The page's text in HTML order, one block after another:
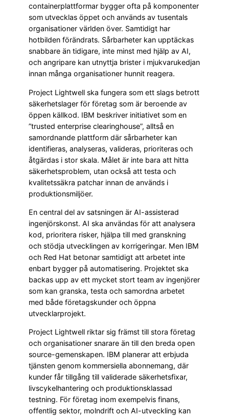
containerplattformar bygger ofta på komponenter
som utvecklas öppet och används av tusentals
organisationer världen över. Samtidigt har
hotbilden förändrats. Sårbarheter kan upptäckas
snabbare än tidigare, inte minst med hjälp av AI,
och angripare kan utnyttja brister i mjukvarukedjan
innan många organisationer hunnit reagera.
Project Lightwell ska fungera som ett slags betrott
säkerhetslager för företag som är beroende av
öppen källkod. IBM beskriver initiativet som en
”trusted enterprise clearinghouse”, alltså en
samordnande plattform där sårbarheter kan
identifieras, analyseras, valideras, prioriteras och
åtgärdas i stor skala. Målet är inte bara att hitta
säkerhetsproblem, utan också att testa och
kvalitetssäkra patchar innan de används i
produktionsmiljöer.
En central del av satsningen är AI-assisterad
ingenjörskonst. AI ska användas för att analysera
kod, prioritera risker, hjälpa till med granskning
och stödja utvecklingen av korrigeringar. Men IBM
och Red Hat betonar samtidigt att arbetet inte
enbart bygger på automatisering. Projektet ska
backas upp av ett mycket stort team av ingenjörer
som kan granska, testa och samordna arbetet
med både företagskunder och öppna
utvecklarprojekt.
Project Lightwell riktar sig främst till stora företag
och organisationer snarare än till den breda open
source-gemenskapen. IBM planerar att erbjuda
tjänsten genom kommersiella abonnemang, där
kunder får tillgång till validerade säkerhetsfixar,
livscykelhantering och produktionsklassad
testning. För företag inom exempelvis finans,
offentlig sektor, molndrift och AI-utveckling kan